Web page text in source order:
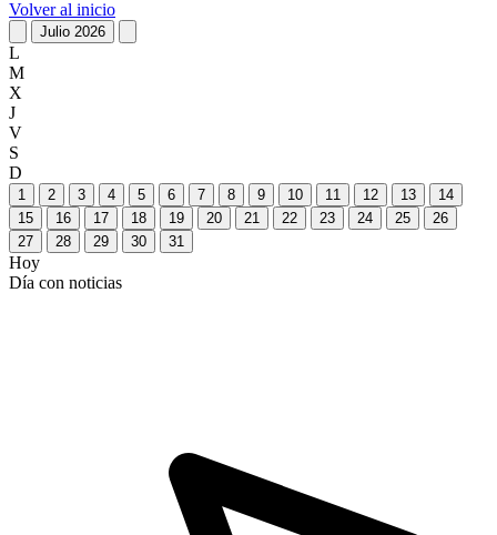
Volver al inicio
Julio 2026
L
M
X
J
V
S
D
1 2 3 4 5 6 7 8 9 10 11 12 13
14
15
16 17 18 19 20 21 22 23 24 25
26
27
28 29 30 31
Hoy
Día con noticias